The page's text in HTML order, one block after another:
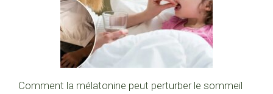
Comment la mélatonine peut perturber le sommeil